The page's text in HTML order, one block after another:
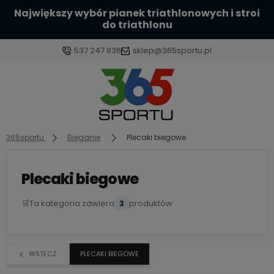
Największy wybór pianek triathlonowych i stroi
do triathlonu
537 247 836 sklep@365sportu.pl
Zaloguj się
Załóż konto
Wybierz coś dla siebie z naszej aktualnej oferty lub
365sportu Bieganie Plecaki biegowe
Plecaki biegowe
🛒Ta kategoria zawiera 3 produktów
WSTECZ PLECAKI BIEGOWE